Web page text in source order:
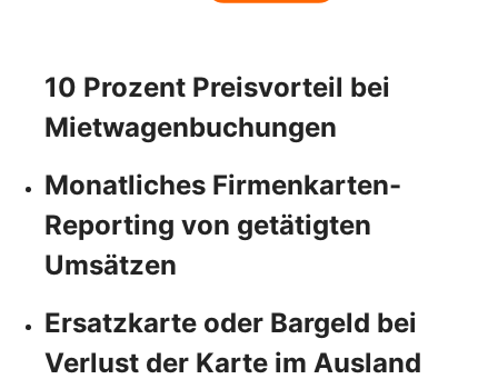
10 Prozent Preisvorteil bei
Mietwagenbuchungen
Monatliches Firmenkarten-
Reporting von getätigten
Umsätzen
Ersatzkarte oder Bargeld bei
Verlust der Karte im Ausland